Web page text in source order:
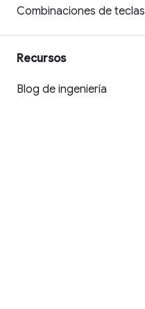
Combinaciones de teclas
Recursos
Blog de ingeniería